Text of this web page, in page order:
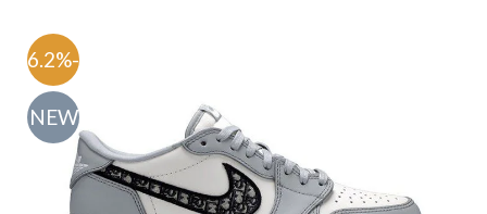
-46.2%
NEW